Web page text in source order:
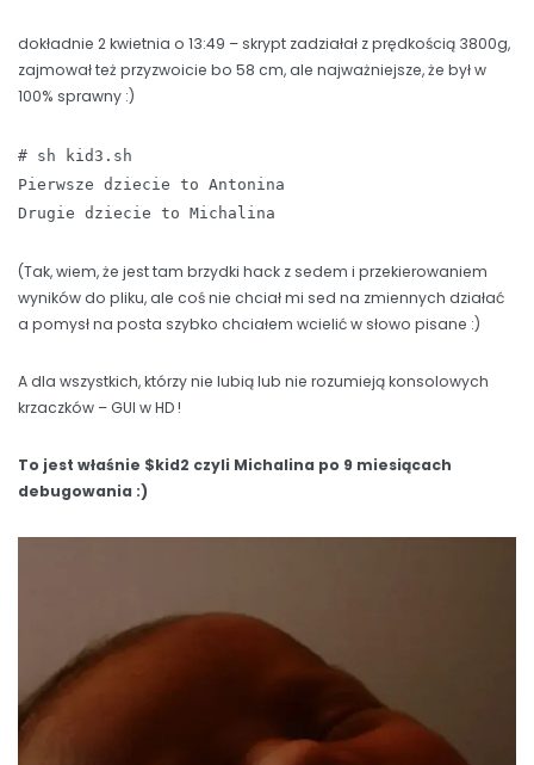
dokładnie 2 kwietnia o 13:49 – skrypt zadziałał z prędkością 3800g,
zajmował też przyzwoicie bo 58 cm, ale najważniejsze, że był w
100% sprawny :)
# sh kid3.sh
Pierwsze dziecie to Antonina
Drugie dziecie to Michalina
(Tak, wiem, że jest tam brzydki hack z sedem i przekierowaniem
wyników do pliku, ale coś nie chciał mi sed na zmiennych działać
a pomysł na posta szybko chciałem wcielić w słowo pisane :)
A dla wszystkich, którzy nie lubią lub nie rozumieją konsolowych
krzaczków – GUI w HD !
To jest właśnie $kid2 czyli Michalina po 9 miesiącach
debugowania :)